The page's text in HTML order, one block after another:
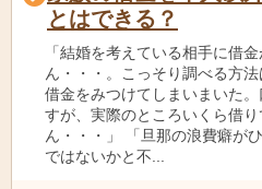
とはできる？
「結婚を考えている相手に借
ん・・・。こっそり調べる方
借金をみつけてしまいまいた
すが、実際のところいくら借
ん・・・」 「旦那の浪費癖が
ではないかと不...